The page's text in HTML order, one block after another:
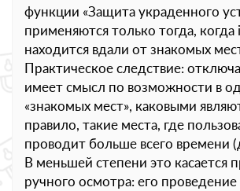
функции «Защита украденного
применяются только тогда, когда
находится вдали от знакомых
Практическое следствие:
имеет смысл по возможности в
«знакомых мест», каковыми
правило, такие места, где
проводит больше всего времени
В меньшей степени это касается
ручного осмотра: его